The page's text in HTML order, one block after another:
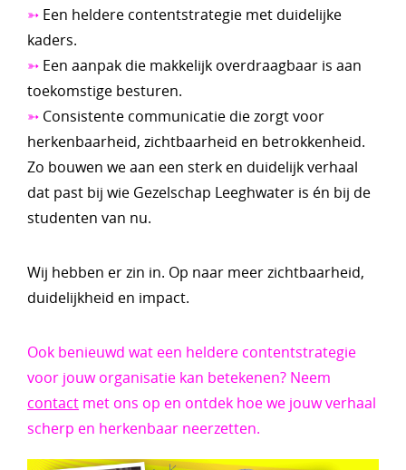
➳ Een heldere contentstrategie met duidelijke
kaders.
➳ Een aanpak die makkelijk overdraagbaar is aan
toekomstige besturen.
➳ Consistente communicatie die zorgt voor
herkenbaarheid, zichtbaarheid en betrokkenheid.
Zo bouwen we aan een sterk en duidelijk verhaal
dat past bij wie Gezelschap Leeghwater is én bij de
studenten van nu.
Wij hebben er zin in. Op naar meer zichtbaarheid,
duidelijkheid en impact.
Ook benieuwd wat een heldere contentstrategie
voor jouw organisatie kan betekenen? Neem
contact met ons op en ontdek hoe we jouw verhaal
scherp en herkenbaar neerzetten.